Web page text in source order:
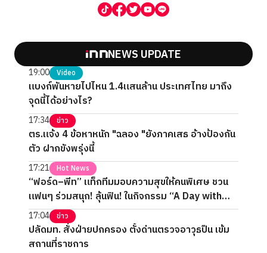
NEWS UPDATE
19:00 Video
แบงก์พันหายไปไหน 1.4แสนล้าน ประเทศไทย มาถึง
จุดนี้ได้อย่างไร?
17:34 ข่าว
ตร.แจ้ง 4 ข้อหาหนัก "ฉลอง "ยังภาคเสธ อ้างป้องกัน
ตัว ฝากขังพรุ่งนี้
17:21 Hot News
“ฟอร์ด–พีท” แท็กทีมมอบความสุขให้คนพิเศษ ชวน
แฟนๆ ร่วมสนุก! ลุ้นฟิน! ในกิจกรรม “A Day with
FORTPEAT Exclusive Fan Meet”
17:04 ข่าว
ปลัดมท. สั่งฝ่ายปกครอง ตั้งด่านตรวจอาวุธปืน เข้ม
สถานที่ราชการ